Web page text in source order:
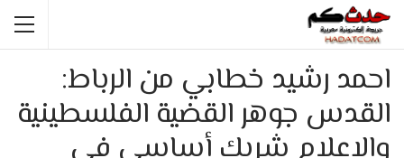
احمد رشيد خطابي من الرباط:
القدس جوهر القضية الفلسطينية
والإعلام شريك أساسي في